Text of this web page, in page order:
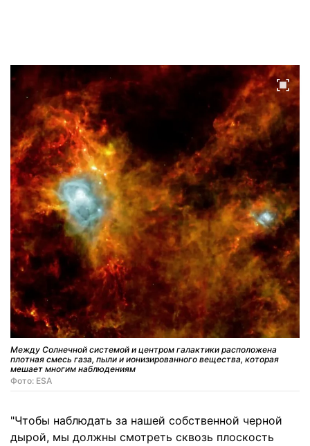
Между Солнечной системой и центром галактики расположена
плотная смесь газа, пыли и ионизированного вещества, которая
мешает многим наблюдениям
Фото: ESA
"Чтобы наблюдать за нашей собственной черной
дырой, мы должны смотреть сквозь плоскость